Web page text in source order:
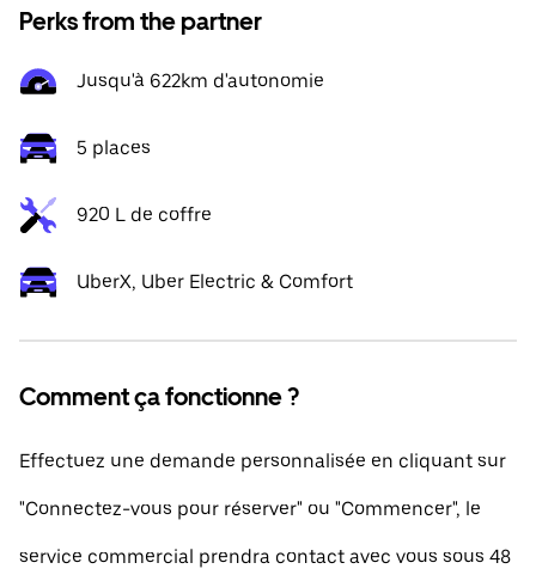
Perks from the partner
Jusqu'à 622km d'autonomie
5 places
920 L de coffre
UberX, Uber Electric & Comfort
Comment ça fonctionne ?
Effectuez une demande personnalisée en cliquant sur
"Connectez-vous pour réserver" ou "Commencer", le
service commercial prendra contact avec vous sous 48